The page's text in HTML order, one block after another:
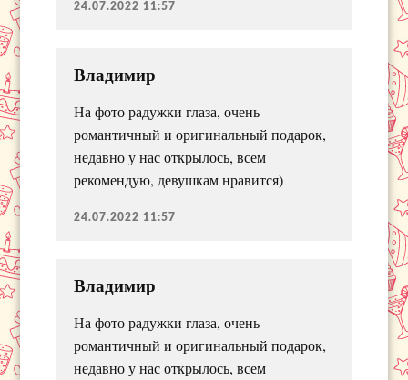
24.07.2022 11:57
Владимир
На фото радужки глаза, очень
романтичный и оригинальный подарок,
недавно у нас открылось, всем
рекомендую, девушкам нравится)
24.07.2022 11:57
Владимир
На фото радужки глаза, очень
романтичный и оригинальный подарок,
недавно у нас открылось, всем